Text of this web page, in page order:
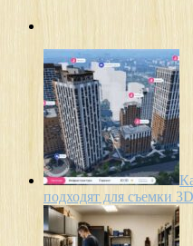
подходят для съемки